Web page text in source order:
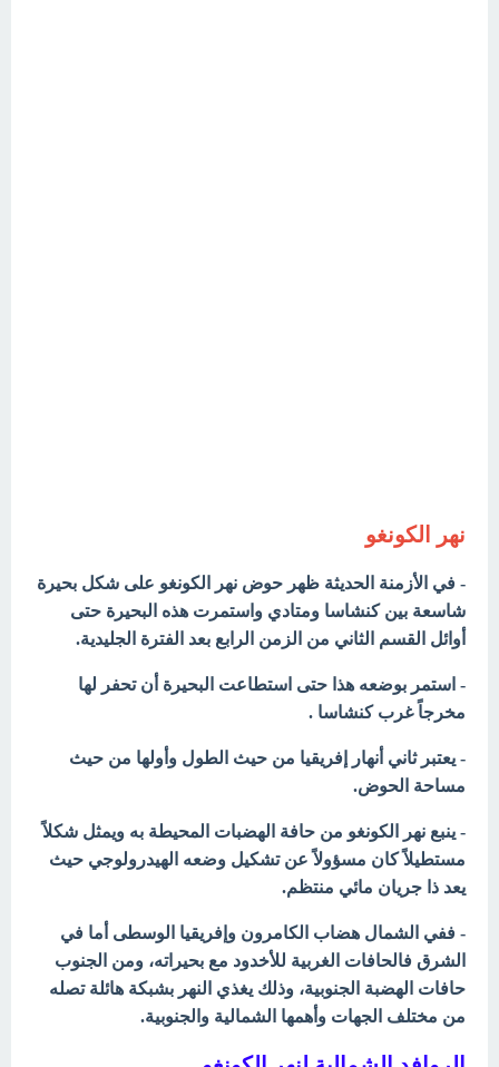
نهر الكونغو
- في الأزمنة الحديثة ظهر حوض نهر الكونغو على شكل بحيرة
شاسعة بين كنشاسا ومتادي واستمرت هذه البحيرة حتى
أوائل القسم الثاني من الزمن الرابع بعد الفترة الجليدية.
- استمر بوضعه هذا حتى استطاعت البحيرة أن تحفر لها
مخرجاً غرب كنشاسا .
- يعتبر ثاني أنهار إفريقيا من حيث الطول وأولها من حيث
مساحة الحوض.
- ينبع نهر الكونغو من حافة الهضبات المحيطة به ويمثل شكلاً
مستطيلاً كان مسؤولاً عن تشكيل وضعه الهيدرولوجي حيث
يعد ذا جريان مائي منتظم.
- ففي الشمال هضاب الكامرون وإفريقيا الوسطى أما في
الشرق فالحافات الغربية للأخدود مع بحيراته، ومن الجنوب
حافات الهضبة الجنوبية، وذلك يغذي النهر بشبكة هائلة تصله
من مختلف الجهات وأهمها الشمالية والجنوبية.